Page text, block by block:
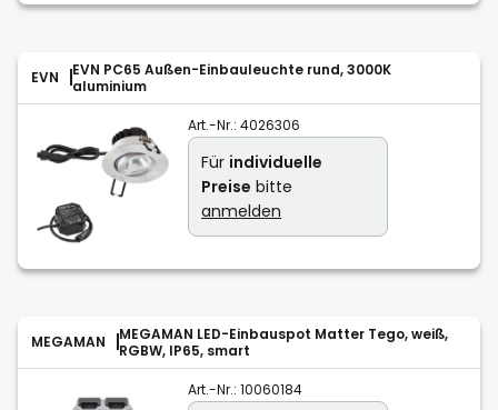
EVN
EVN PC65 Außen-Einbauleuchte rund, 3000K
aluminium
Art.-Nr.: 4026306
Für individuelle
Preise bitte
anmelden
MEGAMAN
MEGAMAN LED-Einbauspot Matter Tego, weiß,
RGBW, IP65, smart
Art.-Nr.: 10060184